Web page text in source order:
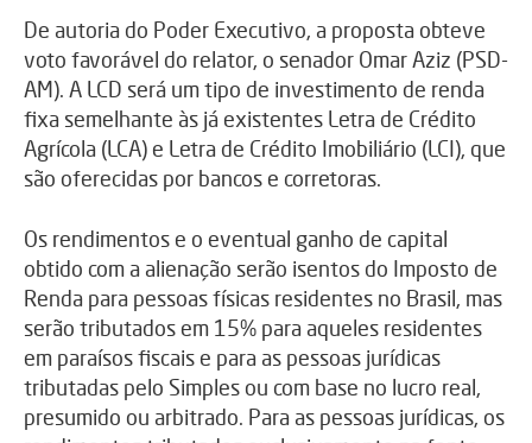
De autoria do Poder Executivo, a proposta obteve
voto favorável do relator, o senador Omar Aziz (PSD-
AM). A LCD será um tipo de investimento de renda
fixa semelhante às já existentes Letra de Crédito
Agrícola (LCA) e Letra de Crédito Imobiliário (LCI), que
são oferecidas por bancos e corretoras.
Os rendimentos e o eventual ganho de capital
obtido com a alienação serão isentos do Imposto de
Renda para pessoas físicas residentes no Brasil, mas
serão tributados em 15% para aqueles residentes
em paraísos fiscais e para as pessoas jurídicas
tributadas pelo Simples ou com base no lucro real,
presumido ou arbitrado. Para as pessoas jurídicas, os